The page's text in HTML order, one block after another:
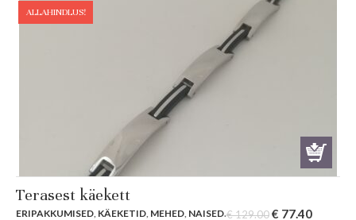
€ 63.75.
ALLAHINDLUS!
Terasest käekett
ERIPAKKUMISED, KÄEKETID, MEHED, NAISED.€129.00Original
€ 77.40Current